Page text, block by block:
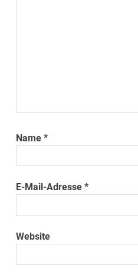
Name*
E-Mail-Adresse*
Website